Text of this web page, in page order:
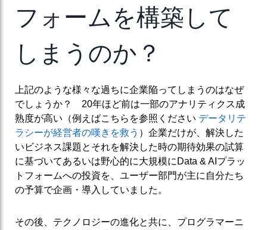
フォームを構築して
しまうのか？
上記のような様々な過ちに企業陥ってしまうのはなぜ
でしょうか？ 20年ほど前は一部のアナリティクス成
熟度が高い（例えばこちらを参照ください データリテ
ラシーが経営者の嘆きを救う ）企業だけが、解決した
いビジネス課題とそれを解決した時の期待効果の試算
に基づいてあるいは野心的に大規模にData & AIプラッ
トフォームへの投資を、ユーザー部門が主に自分たち
の予算で企画・導入していました。
その後、テクノロジーの進化と共に、プログラマーニ